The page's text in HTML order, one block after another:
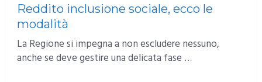
Reddito inclusione sociale, ecco le
modalità
La Regione si impegna a non escludere nessuno,
anche se deve gestire una delicata fase …